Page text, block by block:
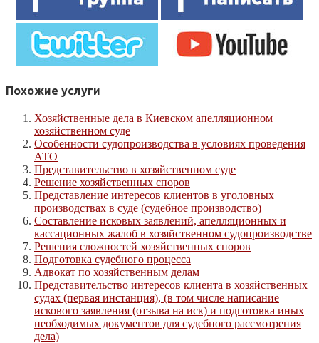
Похожие услуги
Хозяйственные дела в Киевском апелляционном
хозяйственном суде
Особенности судопроизводства в условиях проведения
АТО
Представительство в хозяйственном суде
Решение хозяйственных споров
Представление интересов клиентов в уголовных
производствах в суде (судебное производство)
Составление исковых заявлений, апелляционных и
кассационных жалоб в хозяйственном судопроизводстве
Решения сложностей хозяйственных споров
Подготовка судебного процесса
Адвокат по хозяйственным делам
Представительство интересов клиента в хозяйственных
судах (первая инстанция), (в том числе написание
искового заявления (отзыва на иск) и подготовка иных
необходимых документов для судебного рассмотрения
дела)